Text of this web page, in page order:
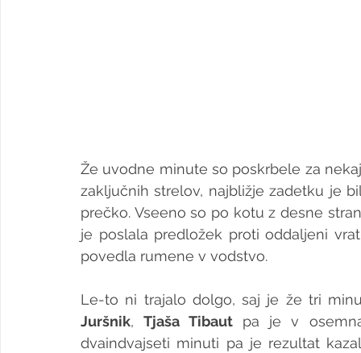
Že uvodne minute so poskrbele za
zaključnih strelov, najbližje zadetku je
prečko. Vseeno so po kotu z desne
je poslala predložek proti oddaljeni
povedla rumene v vodstvo.
Le-to ni trajalo dolgo, saj je že tri
Juršnik, Tjaša Tibaut pa je v
dvaindvajseti minuti pa je rezultat